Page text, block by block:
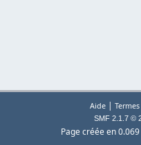
Aide|
SMF 2.1.7 ©
Page créée en